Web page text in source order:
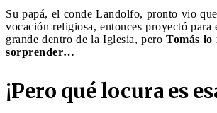
Su papá, el conde Landolfo, pronto vio
vocación religiosa, entonces proyectó
grande dentro de la Iglesia, pero Tomás lo
sorprender…
¡Pero qué locura es